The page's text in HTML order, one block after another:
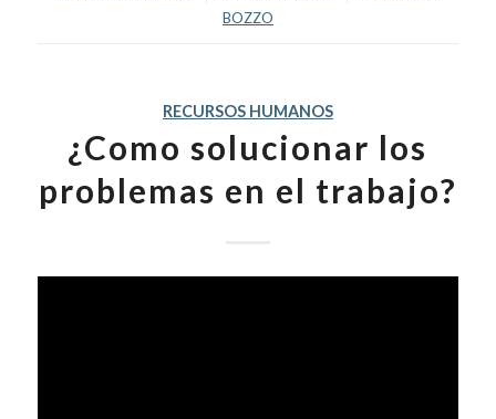
BOZZO
RECURSOS HUMANOS
¿Como solucionar los
problemas en el trabajo?